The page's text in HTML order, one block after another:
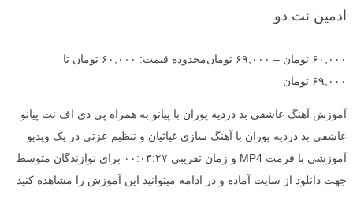
ادمین نت دو
۶۰,۰۰۰ تومان – ۶۹,۰۰۰ تومان
محدوده قیمت: ۶۰,۰۰۰ تومان تا
۶۹,۰۰۰ تومان
آموزش آهنگ عاشقی بد دردیه پوران با پیانو به همراه پی دی اف نت پیانو
عاشقی بد دردیه پوران با آهنگ سازی غیاثیان و تنظیم عزتی در یک ویدیو
آموزشی با فرمت MP4 و زمان تقریبی ۰۰:۰۳:۲۷ برای نوازندگان متوسط
جهت دانلود از سایت آماده و در ادامه میتوانید این آموزش را مشاهده کنید